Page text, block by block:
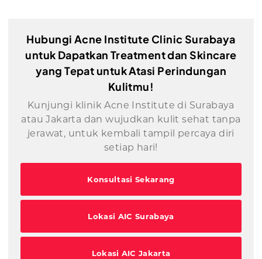
Hubungi Acne Institute Clinic Surabaya
untuk Dapatkan Treatment dan Skincare
yang Tepat untuk Atasi Perindungan
Kulitmu!
Kunjungi klinik Acne Institute di Surabaya
atau Jakarta dan wujudkan kulit sehat tanpa
jerawat, untuk kembali tampil percaya diri
setiap hari!
Konsultasi Sekarang
Lokasi AIC Surabaya
Lokasi AIC Jakarta